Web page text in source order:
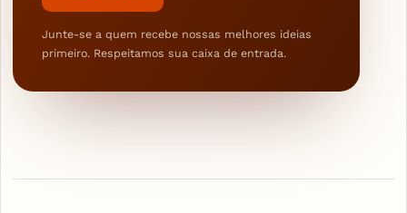
Junte-se a quem recebe nossas melhores ideias
primeiro. Respeitamos sua caixa de entrada.